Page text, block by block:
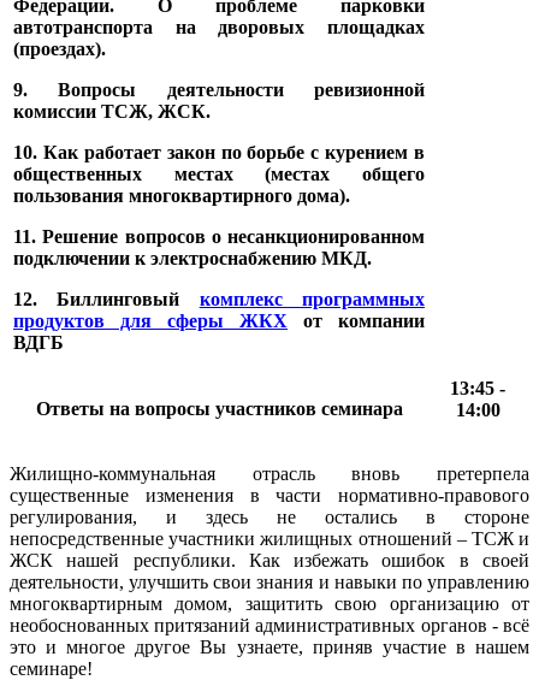
Федерации. О проблеме парковки
автотранспорта на дворовых площадках
(проездах).
9. Вопросы деятельности ревизионной
комиссии ТСЖ, ЖСК.
10. Как работает закон по борьбе с курением в
общественных местах (местах общего
пользования многоквартирного дома).
11. Решение вопросов о несанкционированном
подключении к электроснабжению МКД.
12. Биллинговый комплекс программных
продуктов для сферы ЖКХ от компании
ВДГБ
Ответы на вопросы участников семинара
13:45 -
14:00
Жилищно-коммунальная отрасль вновь претерпела
существенные изменения в части нормативно-правового
регулирования, и здесь не остались в стороне
непосредственные участники жилищных отношений – ТСЖ и
ЖСК нашей республики. Как избежать ошибок в своей
деятельности, улучшить свои знания и навыки по управлению
многоквартирным домом, защитить свою организацию от
необоснованных притязаний административных органов - всё
это и многое другое Вы узнаете, приняв участие в нашем
семинаре!